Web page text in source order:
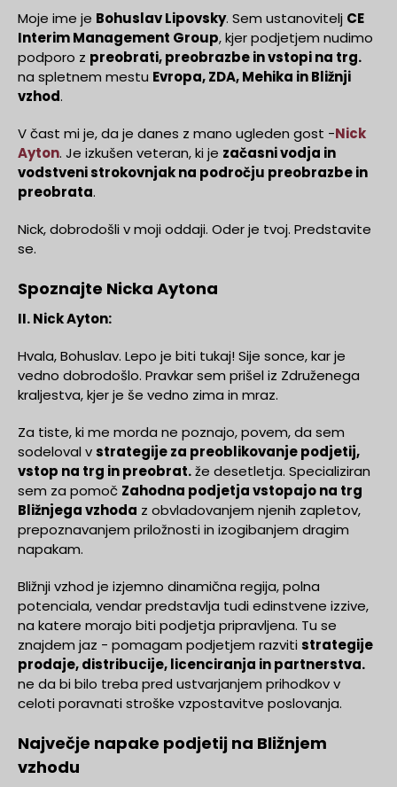
Moje ime je Bohuslav Lipovsky. Sem ustanovitelj CE
Interim Management Group, kjer podjetjem nudimo
podporo z preobrati, preobrazbe in vstopi na trg.
na spletnem mestu Evropa, ZDA, Mehika in Bližnji
vzhod.
V čast mi je, da je danes z mano ugleden gost -Nick
Ayton. Je izkušen veteran, ki je začasni vodja in
vodstveni strokovnjak na področju preobrazbe in
preobrata.
Nick, dobrodošli v moji oddaji. Oder je tvoj. Predstavite
se.
Spoznajte Nicka Aytona
II. Nick Ayton:
Hvala, Bohuslav. Lepo je biti tukaj! Sije sonce, kar je
vedno dobrodošlo. Pravkar sem prišel iz Združenega
kraljestva, kjer je še vedno zima in mraz.
Za tiste, ki me morda ne poznajo, povem, da sem
sodeloval v strategije za preoblikovanje podjetij,
vstop na trg in preobrat.že desetletja. Specializiran
sem za pomoč Zahodna podjetja vstopajo na trg
Bližnjega vzhoda z obvladovanjem njenih zapletov,
prepoznavanjem priložnosti in izogibanjem dragim
napakam.
Bližnji vzhod je izjemno dinamična regija, polna
potenciala, vendar predstavlja tudi edinstvene izzive,
na katere morajo biti podjetja pripravljena. Tu se
znajdem jaz - pomagam podjetjem razviti strategije
prodaje, distribucije, licenciranja in partnerstva.
ne da bi bilo treba pred ustvarjanjem prihodkov v
celoti poravnati stroške vzpostavitve poslovanja.
Največje napake podjetij na Bližnjem
vzhodu